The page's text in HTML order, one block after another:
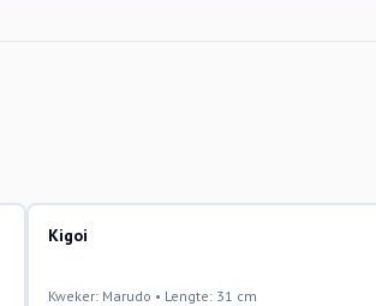
Kigoi
Kweker: Marudo • Lengte: 31 cm